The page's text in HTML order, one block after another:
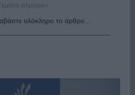
αλμύρα»
ολόκληρο το άρθρο...